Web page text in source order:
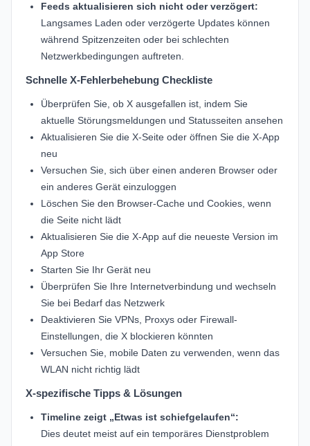
Feeds aktualisieren sich nicht oder verzögert:
Langsames Laden oder verzögerte Updates können
während Spitzenzeiten oder bei schlechten
Netzwerkbedingungen auftreten.
Schnelle X-Fehlerbehebung Checkliste
Überprüfen Sie, ob X ausgefallen ist, indem Sie
aktuelle Störungsmeldungen und Statusseiten ansehen
Aktualisieren Sie die X-Seite oder öffnen Sie die X-App
neu
Versuchen Sie, sich über einen anderen Browser oder
ein anderes Gerät einzuloggen
Löschen Sie den Browser-Cache und Cookies, wenn
die Seite nicht lädt
Aktualisieren Sie die X-App auf die neueste Version im
App Store
Starten Sie Ihr Gerät neu
Überprüfen Sie Ihre Internetverbindung und wechseln
Sie bei Bedarf das Netzwerk
Deaktivieren Sie VPNs, Proxys oder Firewall-
Einstellungen, die X blockieren könnten
Versuchen Sie, mobile Daten zu verwenden, wenn das
WLAN nicht richtig lädt
X-spezifische Tipps & Lösungen
Timeline zeigt „Etwas ist schiefgelaufen“:
Dies deutet meist auf ein temporäres Dienstproblem